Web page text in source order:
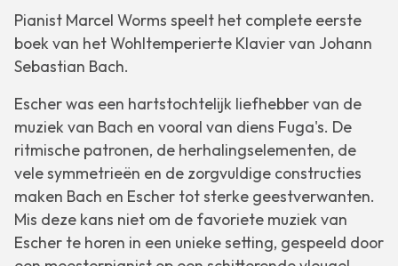
Pianist Marcel Worms speelt het complete eerste
boek van hetWohltemperierte Klaviervan Johann
Sebastian Bach.
Escher was een hartstochtelijk liefhebber van de
muziek van Bach en vooral van diens Fuga's. De
ritmische patronen, de herhalingselementen, de
vele symmetrieën en de zorgvuldige constructies
maken Bach en Escher tot sterke geestverwanten.
Mis deze kans niet om de favoriete muziek van
Escher te horen in een unieke setting, gespeeld door